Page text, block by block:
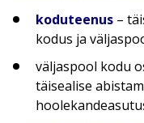
koduteenus –
kodus ja
väljaspool kodu
täisealise